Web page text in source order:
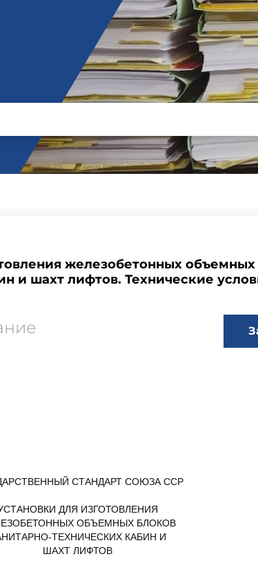
железобетонных
и шахт лифтов. Технические
СТАНДАРТ СОЮЗА ССР
ДЛЯ ИЗГОТОВЛЕНИЯ
ОБЪЕМНЫХ БЛОКОВ
ТЕХНИЧЕСКИХ КАБИН И
ШАХТ ЛИФТОВ